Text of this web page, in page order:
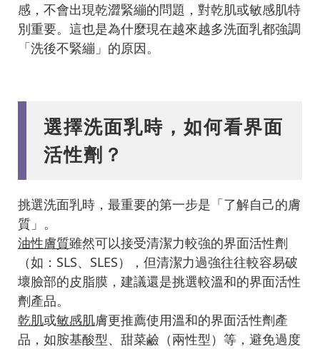
感，不會出現乾澀緊繃的問題，對乾肌或敏感肌特
別重要。這也是為什麼現在越來越多洗面乳都強調
「洗後不緊繃」的原因。
選擇洗面乳時，如何看界面
活性劑？
挑選洗面乳時，最重要的第一步是「了解自己的膚
質」。
油性膚質雖然可以接受清潔力較強的界面活性劑
（如：SLS、SLES），但清潔力過強往往較容易破
壞臉部的皮脂膜，建議還是挑選較溫和的界面活性
劑產品。
乾肌或敏感肌膚更推薦使用溫和的界面活性劑產
品，如胺基酸型、甜菜鹼（兩性型）等，避免過度